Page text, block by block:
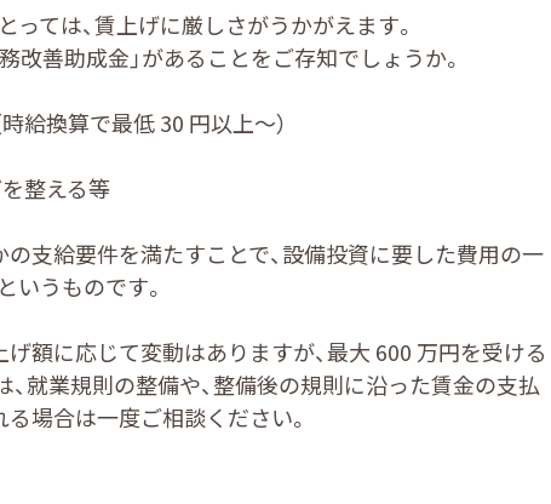
ては、賃上げに厳しさがうかがえます。
改善助成金」があることをご存知でしょうか。
給換算で最低 30 円以上～）
整える等
支給要件を満たすことで、設備投資に要した費用の一
いうものです。
額に応じて変動はありますが、最大 600 万円を受ける
就業規則の整備や、整備後の規則に沿った賃金の支払
場合は一度ご相談ください。